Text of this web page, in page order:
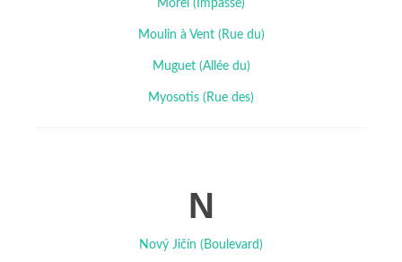
Morel (Impasse)
Moulin à Vent (Rue du)
Muguet (Allée du)
Myosotis (Rue des)
N
Nový Jičín (Boulevard)